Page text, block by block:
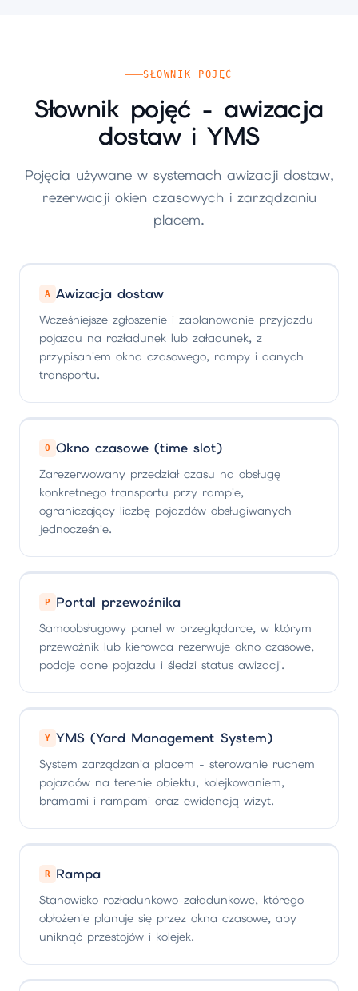
SŁOWNIK POJĘĆ
Słownik pojęć - awizacja
dostaw i YMS
Pojęcia używane w systemach awizacji dostaw,
rezerwacji okien czasowych i zarządzaniu
placem.
A Awizacja dostaw
Wcześniejsze zgłoszenie i zaplanowanie przyjazdu
pojazdu na rozładunek lub załadunek, z
przypisaniem okna czasowego, rampy i danych
transportu.
O Okno czasowe (time slot)
Zarezerwowany przedział czasu na obsługę
konkretnego transportu przy rampie,
ograniczający liczbę pojazdów obsługiwanych
jednocześnie.
P Portal przewoźnika
Samoobsługowy panel w przeglądarce, w którym
przewoźnik lub kierowca rezerwuje okno czasowe,
podaje dane pojazdu i śledzi status awizacji.
Y YMS (Yard Management System)
System zarządzania placem - sterowanie ruchem
pojazdów na terenie obiektu, kolejkowaniem,
bramami i rampami oraz ewidencją wizyt.
R Rampa
Stanowisko rozładunkowo-załadunkowe, którego
obłożenie planuje się przez okna czasowe, aby
uniknąć przestojów i kolejek.